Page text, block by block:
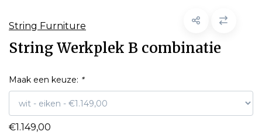
String Furniture
String Werkplek B combinatie
Maak een keuze: *
€1.149,00